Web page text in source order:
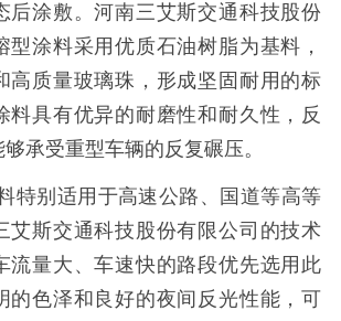
后涂敷。河南三艾斯交通科技股份
型涂料采用优质石油树脂为基料，
高质量玻璃珠，形成坚固耐用的标
料具有优异的耐磨性和耐久性，反
承受重型车辆的反复碾压。
别适用于高速公路、国道等高等
艾斯交通科技股份有限公司的技术
流量大、车速快的路段优先选用此
的色泽和良好的夜间反光性能，可